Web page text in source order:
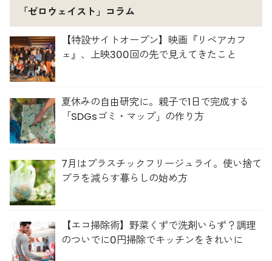
「ゼロウェイスト」コラム
【特設サイトオープン】映画『リペアカフ
ェ』、上映300回の先で見えてきたこと
夏休みの自由研究に。親子で1日で完成する
「SDGsゴミ・マップ」の作り方
7月はプラスチックフリージュライ。使い捨て
プラを減らす暮らしの始め方
【エコ掃除術】野菜くずで洗剤いらず？調理
のついでに0円掃除でキッチンをきれいに